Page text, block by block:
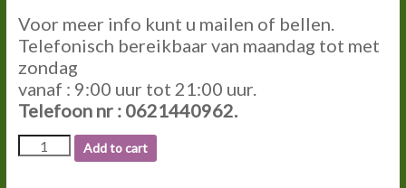
Voor meer info kunt u mailen of bellen.
Telefonisch bereikbaar van maandag tot met
zondag
vanaf : 9:00 uur tot 21:00 uur.
Telefoon nr : 0621440962.
2044
&
Add to cart